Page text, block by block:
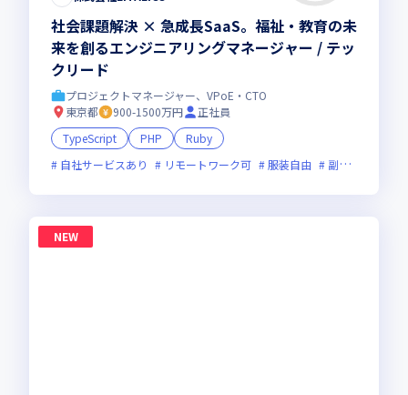
社会課題解決 × 急成長SaaS。福祉・教育の未
来を創るエンジニアリングマネージャー / テッ
クリード
プロジェクトマネージャー、VPoE・CTO
東京都
900-1500万円
正社員
TypeScript
PHP
Ruby
自社サービスあり
リモートワーク可 服装自由 副業可
NEW